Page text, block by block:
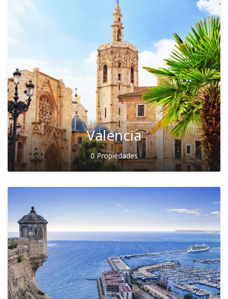
Valencia
0 Propiedades